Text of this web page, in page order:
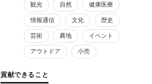
観光 自然 健康医療
情報通信 文化 歴史
芸術 農地 イベント
アウトドア 小売
貢献できること